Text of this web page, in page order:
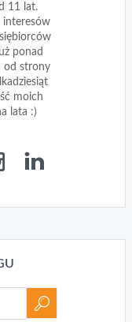
11 lat.
interesów
ponad
od strony
moich
lata :)